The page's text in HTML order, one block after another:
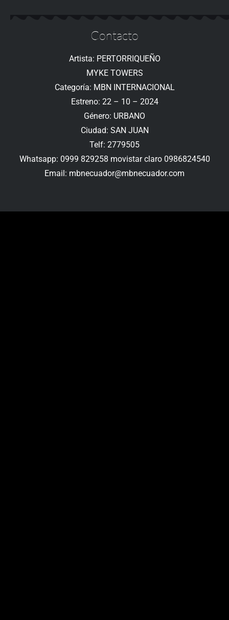
Contacto
Artista: PERTORRIQUEÑO
MYKE TOWERS
Categoría: MBN INTERNACIONAL
Estreno: 22 – 10 – 2024
Género: URBANO
Ciudad: SAN JUAN
Telf: 2779505
Whatsapp: 0999 829258 movistar claro 0986824540
Email: mbnecuador@mbnecuador.com